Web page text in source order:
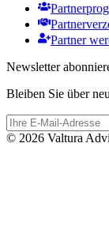
Partner
Newsletter
Bleiben Sie über
© 2026 Valtura